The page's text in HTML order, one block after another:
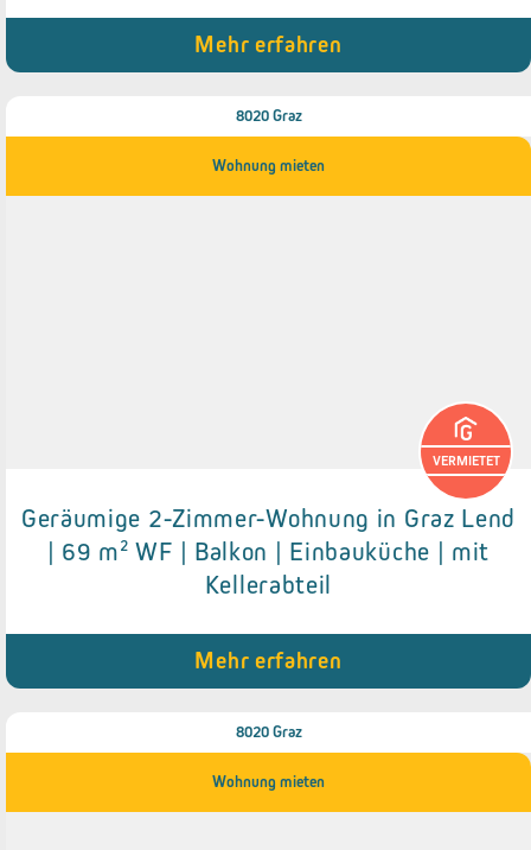
● Kellerabteil
● Fahrradabstellplatz im HofMehr erfahren
8020 Graz
Wohnung mieten
Details zum Objekt
● Kellerabteil
VERMIETET
Geräumige 2-Zimmer-Wohnung in Graz Lend
| 69 m² WF | Balkon | Einbauküche | mit
Kellerabteil
Mehr erfahren
8020 Graz
Wohnung mieten